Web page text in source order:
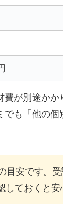
が別途か
も「他の
目安です。
ておくと安